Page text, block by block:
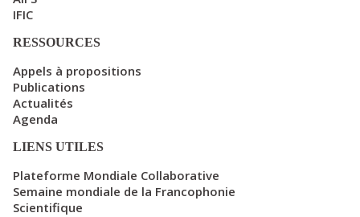
IFIC
RESSOURCES
Appels à propositions
Publications
Actualités
Agenda
LIENS UTILES
Plateforme Mondiale Collaborative
Semaine mondiale de la Francophonie
Scientifique